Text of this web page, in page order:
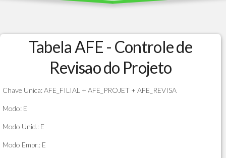
Tabela AFE - Controle de
Revisao do Projeto
Chave Unica: AFE_FILIAL + AFE_PROJET + AFE_REVISA
Modo: E
Modo Unid.: E
Modo Empr.: E